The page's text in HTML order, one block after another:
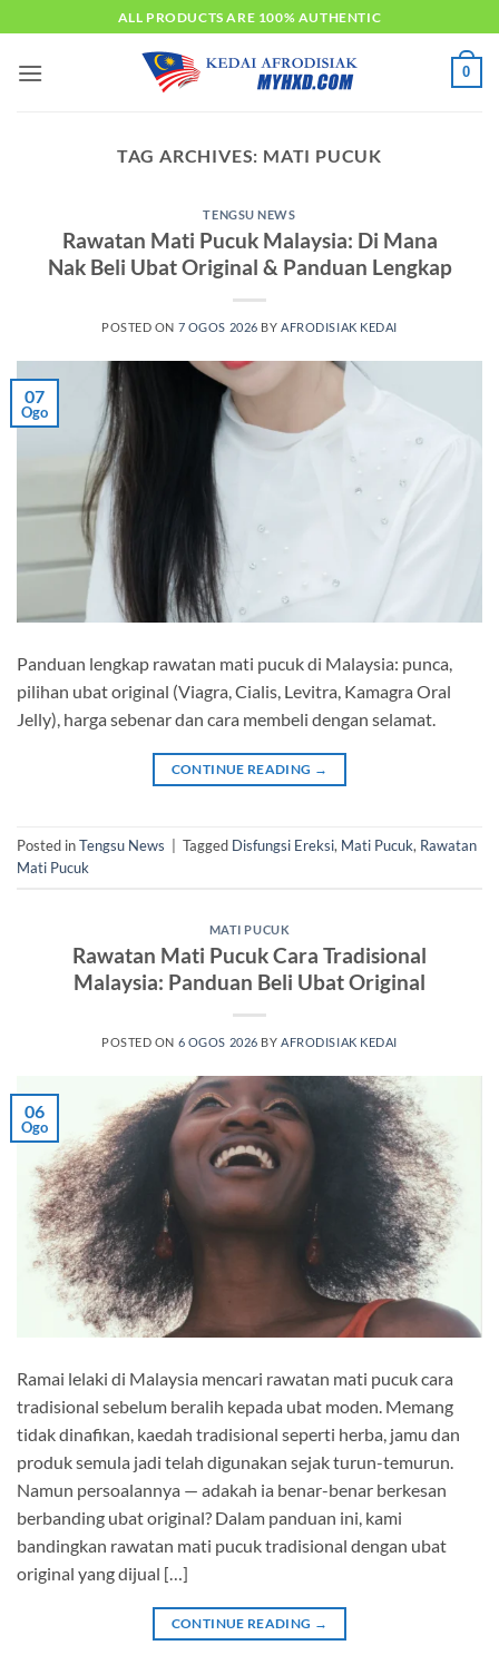
to
content
ALL PRODUCTS ARE 100% AUTHENTIC
0
TAG ARCHIVES: MATI PUCUK
TENGSU NEWS
Rawatan Mati Pucuk Malaysia: Di Mana
Nak Beli Ubat Original & Panduan Lengkap
POSTED ON 7 OGOS 2026 BY AFRODISIAK KEDAI
07
Ogo
Panduan lengkap rawatan mati pucuk di Malaysia: punca,
pilihan ubat original (Viagra, Cialis, Levitra, Kamagra Oral
Jelly), harga sebenar dan cara membeli dengan selamat.
CONTINUE READING →
Posted inTengsu News Tagged Disfungsi Ereksi, Mati Pucuk, Rawatan
Mati Pucuk
MATI PUCUK
Rawatan Mati Pucuk Cara Tradisional
Malaysia: Panduan Beli Ubat Original
POSTED ON 6 OGOS 2026 BYAFRODISIAK KEDAI
06
Ogo
Ramai lelaki di Malaysia mencari rawatan mati pucuk cara
tradisional sebelum beralih kepada ubat moden. Memang
tidak dinafikan, kaedah tradisional seperti herba, jamu dan
produk semula jadi telah digunakan sejak turun-temurun.
Namun persoalannya — adakah ia benar-benar berkesan
berbanding ubat original? Dalam panduan ini, kami
bandingkan rawatan mati pucuk tradisional dengan ubat
original yang dijual […]
CONTINUE READING →